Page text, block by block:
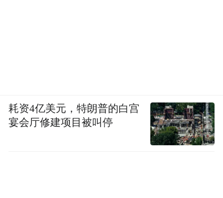
耗资4亿美元，特朗普的白宫
宴会厅修建项目被叫停